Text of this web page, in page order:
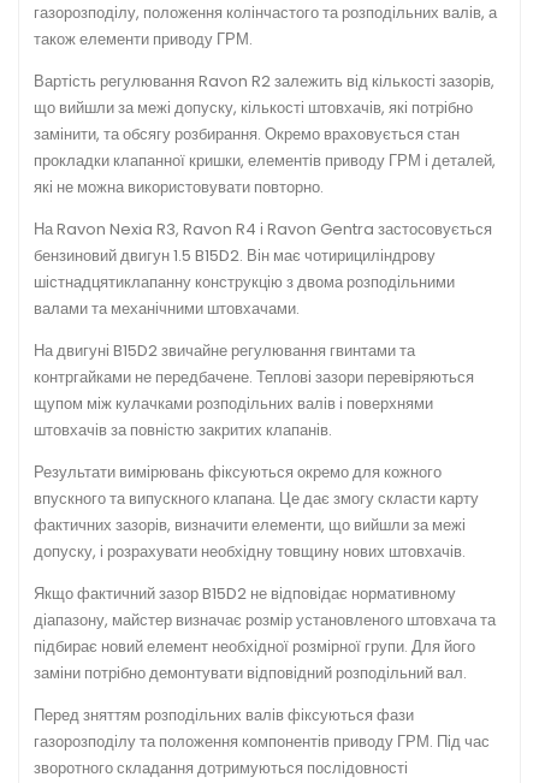
газорозподілу, положення колінчастого та розподільних валів, а
також елементи приводу ГРМ.
Вартість регулювання Ravon R2 залежить від кількості зазорів,
що вийшли за межі допуску, кількості штовхачів, які потрібно
замінити, та обсягу розбирання. Окремо враховується стан
прокладки клапанної кришки, елементів приводу ГРМ і деталей,
які не можна використовувати повторно.
На Ravon Nexia R3, Ravon R4 і Ravon Gentra застосовується
бензиновий двигун 1.5 B15D2. Він має чотирициліндрову
шістнадцятиклапанну конструкцію з двома розподільними
валами та механічними штовхачами.
На двигуні B15D2 звичайне регулювання гвинтами та
контргайками не передбачене. Теплові зазори перевіряються
щупом між кулачками розподільних валів і поверхнями
штовхачів за повністю закритих клапанів.
Результати вимірювань фіксуються окремо для кожного
впускного та випускного клапана. Це дає змогу скласти карту
фактичних зазорів, визначити елементи, що вийшли за межі
допуску, і розрахувати необхідну товщину нових штовхачів.
Якщо фактичний зазор B15D2 не відповідає нормативному
діапазону, майстер визначає розмір установленого штовхача та
підбирає новий елемент необхідної розмірної групи. Для його
заміни потрібно демонтувати відповідний розподільний вал.
Перед зняттям розподільних валів фіксуються фази
газорозподілу та положення компонентів приводу ГРМ. Під час
зворотного складання дотримуються послідовності